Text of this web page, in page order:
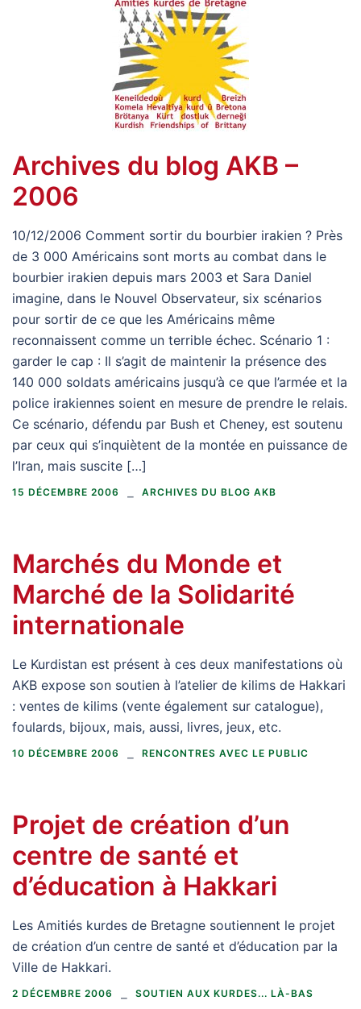
Archives du blog AKB –
2006
10/12/2006 Comment sortir du bourbier irakien ? Près
de 3 000 Américains sont morts au combat dans le
bourbier irakien depuis mars 2003 et Sara Daniel
imagine, dans le Nouvel Observateur, six scénarios
pour sortir de ce que les Américains même
reconnaissent comme un terrible échec. Scénario 1 :
garder le cap : Il s’agit de maintenir la présence des
140 000 soldats américains jusqu’à ce que l’armée et la
police irakiennes soient en mesure de prendre le relais.
Ce scénario, défendu par Bush et Cheney, est soutenu
par ceux qui s’inquiètent de la montée en puissance de
l’Iran, mais suscite […]
15 DÉCEMBRE 2006 ARCHIVES DU BLOG AKB
Marchés du Monde et
Marché de la Solidarité
internationale
Le Kurdistan est présent à ces deux manifestations où
AKB expose son soutien à l’atelier de kilims de Hakkari
: ventes de kilims (vente également sur catalogue),
foulards, bijoux, mais, aussi, livres, jeux, etc.
10 DÉCEMBRE 2006 RENCONTRES AVEC LE PUBLIC
Projet de création d’un
centre de santé et
d’éducation à Hakkari
Les Amitiés kurdes de Bretagne soutiennent le projet
de création d’un centre de santé et d’éducation par la
Ville de Hakkari.
2 DÉCEMBRE 2006 SOUTIEN AUX KURDES... LÀ-BAS